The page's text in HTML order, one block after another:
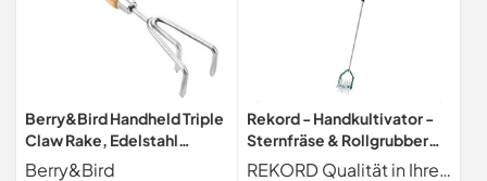
Berry&Bird Handheld Triple
Claw Rake, Edelstahl
Garten Hand Grubber mit
Berry&Bird
Rekord - Handkultivator -
Sternfräse & Rollgrubber
mit 150 cm Alustiel
REKORD Qualität in Ihrer Hand